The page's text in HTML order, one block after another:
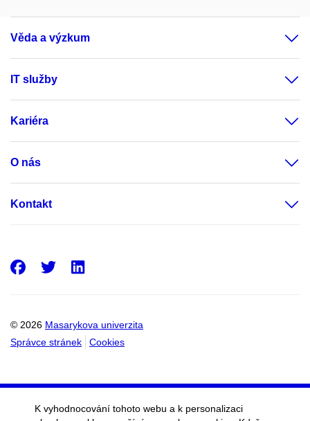
Věda a výzkum
IT služby
Kariéra
O nás
Kontakt
© 2026 Masarykova univerzita
Správce stránek
Cookies
Facebook
Twitter
K vyhodnocování tohoto webu a k personalizaci